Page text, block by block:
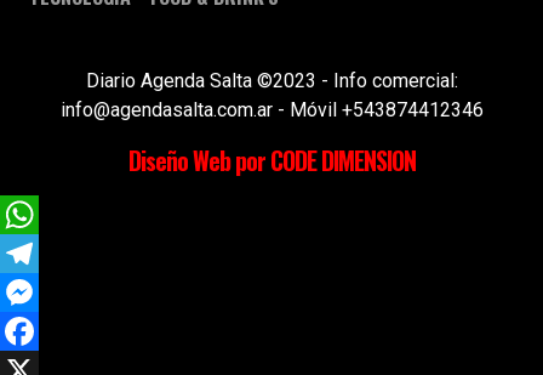
Diario Agenda Salta ©2023 - Info comercial:
info@agendasalta.com.ar - Móvil +543874412346
Diseño Web por CODE DIMENSION
WhatsApp
Telegram
Messenger
Facebook